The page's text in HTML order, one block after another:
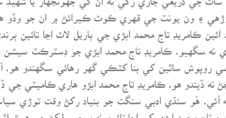
وڙهي ۽ ون يونٽ جي قهري ڪوٽ ڪيرائڻ ۾ ان جو وڏو
ڪامريڊ تاج محمد ابڙي جي ٻاريل لاٽ اڃا تائين
نه سگهبو. ڪامريڊ تاج محمد ابڙي جو ڊسٽرڪٽ
روپوش ساٿين کي بنا کٽڪي گهر رهائي سگهندو
نه ڏيندو هو. ڪامريڊ تاج محمد ابڙو هاري ڪاميٽي
هُو سنڌي ادبي سنگت جو بنياد رکڻ وقت توڙي
تاج محمد ابڙي کي اڃا تائين نه مرحوم لکڻ جي همٿ